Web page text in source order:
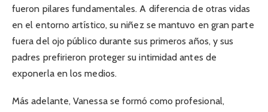
fueron pilares fundamentales. A diferencia de otras vidas
en el entorno artístico, su niñez se mantuvo en gran parte
fuera del ojo público durante sus primeros años, y sus
padres prefirieron proteger su intimidad antes de
exponerla en los medios.
Más adelante, Vanessa se formó como profesional,